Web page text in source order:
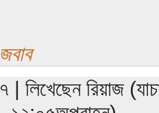
জবাব
৭ | লিখেছেন রিয়াজ